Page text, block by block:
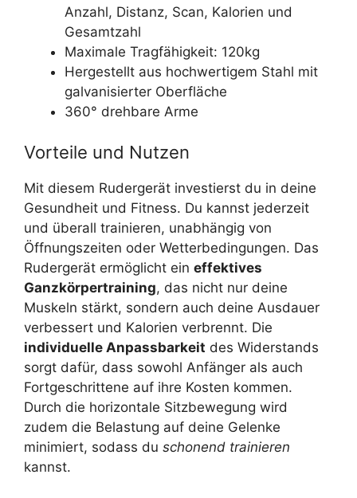
Anzahl, Distanz, Scan, Kalorien und
Gesamtzahl
Maximale Tragfähigkeit: 120kg
Hergestellt aus hochwertigem Stahl mit
galvanisierter Oberfläche
360° drehbare Arme
Vorteile und Nutzen
Mit diesem Rudergerät investierst du in deine
Gesundheit und Fitness. Du kannst jederzeit
und überall trainieren, unabhängig von
Öffnungszeiten oder Wetterbedingungen. Das
Rudergerät ermöglicht ein effektives
Ganzkörpertraining, das nicht nur deine
Muskeln stärkt, sondern auch deine Ausdauer
verbessert und Kalorien verbrennt. Die
individuelle Anpassbarkeit des Widerstands
sorgt dafür, dass sowohl Anfänger als auch
Fortgeschrittene auf ihre Kosten kommen.
Durch die horizontale Sitzbewegung wird
zudem die Belastung auf deine Gelenke
minimiert, sodass du schonend trainieren
kannst.